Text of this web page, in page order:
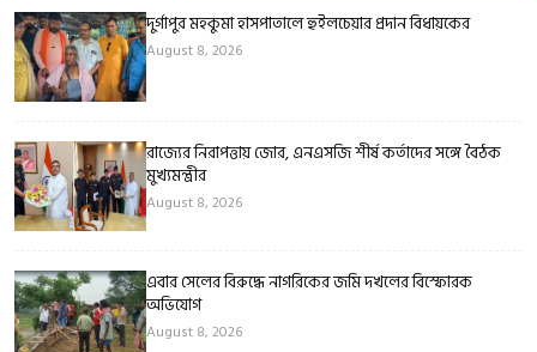
দুর্গাপুর মহকুমা হাসপাতালে হুইলচেয়ার প্রদান বিধায়কের
August 8, 2026
রাজ্যের নিরাপত্তায় জোর, এনএসজি শীর্ষ কর্তাদের সঙ্গে বৈঠক
মুখ্যমন্ত্রীর
August 8, 2026
এবার সেলের বিরুদ্ধে নাগরিকের জমি দখলের বিস্ফোরক
অভিযোগ
August 8, 2026